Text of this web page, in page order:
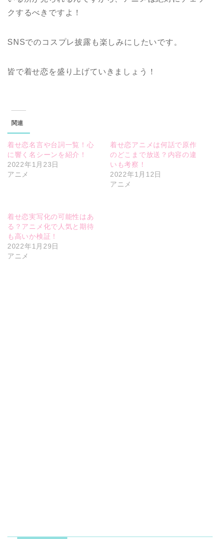
クするべきですよ！
SNSでのコスプレ披露も楽しみにしたいです。
皆で着せ恋を盛り上げていきましょう！
関連
着せ恋名言や台詞一覧！心
に響く名シーンを紹介！
2022年1月23日
アニメ
着せ恋アニメは何話で原作
のどこまで放送？内容の違
いも考察！
2022年1月12日
アニメ
着せ恋実写化の可能性はあ
る？アニメ化で人気と期待
も高いか検証！
2022年1月29日
アニメ